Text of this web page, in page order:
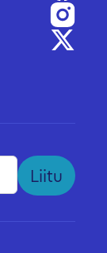
Liitu